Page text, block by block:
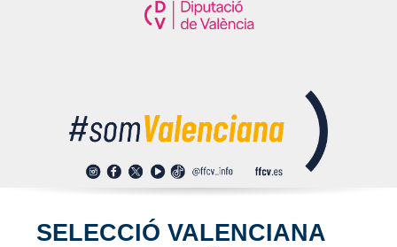
SELECCIÓ VALENCIANA